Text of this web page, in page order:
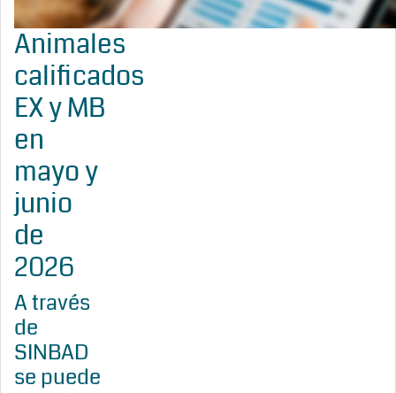
Animales
calificados
EX y MB
en
mayo y
junio
de
2026
A través
de
SINBAD
se puede